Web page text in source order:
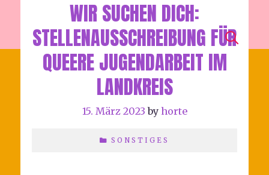
HORTE
Menu
WIR SUCHEN DICH:
STELLENAUSSCHREIBUNG FÜR
QUEERE JUGENDARBEIT IM
LANDKREIS
15. März 2023 by horte
SONSTIGES